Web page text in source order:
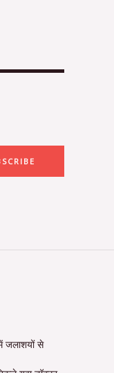
जलाशयों से